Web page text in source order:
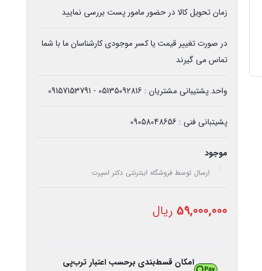
زمان تحویل کالا در حضور مامور پست بررسی نمایید
در صورت تغییر قیمت یا کسر موجودی کارشناسان ما با شما
تماس می گیرند
واحد پشتیبانی مشتریان : 05135092816 - 09157153791
پشیتبانی فنی : 09058048656
موجود
ارسال توسط فروشگاه اینترنتی دکتر اسپرت
59,000,000 ریال
امکان قسط‌بندی برحسب اعتبار ترب‌پی